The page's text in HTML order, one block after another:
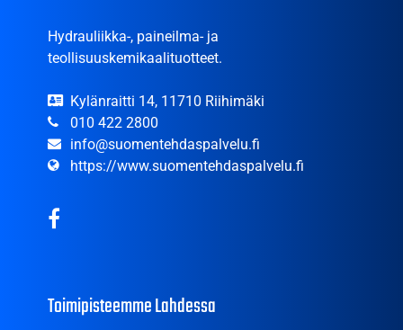
Hydrauliikka-, paineilma- ja
teollisuuskemikaalituotteet.
Kylänraitti 14, 11710 Riihimäki
010 422 2800
info@suomentehdaspalvelu.fi
https://www.suomentehdaspalvelu.fi
Toimipisteemme Lahdessa